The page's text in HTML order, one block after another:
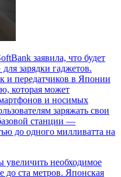
заявила, что будет
зарядки гаджетов.
и передатчиков в Японии
которая может
и носимых
заряжать свои
станции —
до одного милливатта на
необходимое
до ста метров. Японская